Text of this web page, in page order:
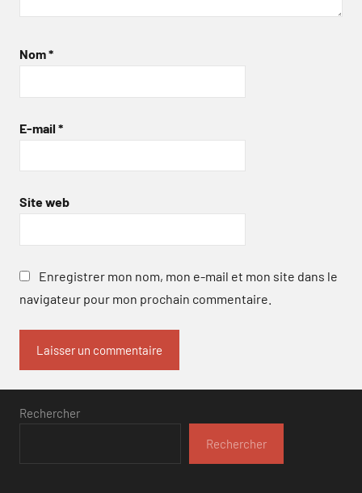
Nom*
E-mail *
Site web
Enregistrer mon nom, mon e-mail et mon site dans le
navigateur pour mon prochain commentaire.
Rechercher
Rechercher